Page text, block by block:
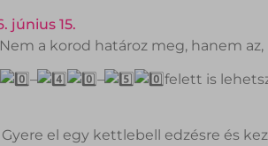
június 15.
Nem a korod határoz meg, hanem
– – felett is
Gyere el egy kettlebell edzésre és